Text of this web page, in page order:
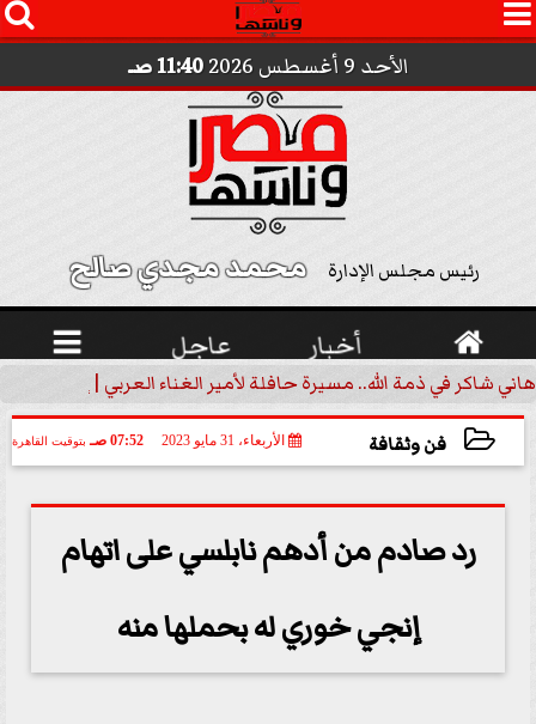
 
الأحد 9 أغسطس 2026 11:40 صـ
رئيس مجلس الإدارة محمد مجدي صالح
 أخبار عاجل 
هاني شاكر في ذمة الله.. مسيرة حافلة لأمير الغناء العربي | إنفوجراف
فن وثقافة الأربعاء، 31 مايو 2023 07:52 صـ بتوقيت القاهرة
رد صادم من أدهم نابلسي على اتهام
إنجي خوري له بحملها منه